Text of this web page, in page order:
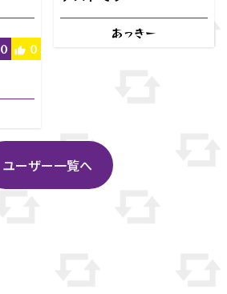
あっきー
0
0
ユーザー一覧へ